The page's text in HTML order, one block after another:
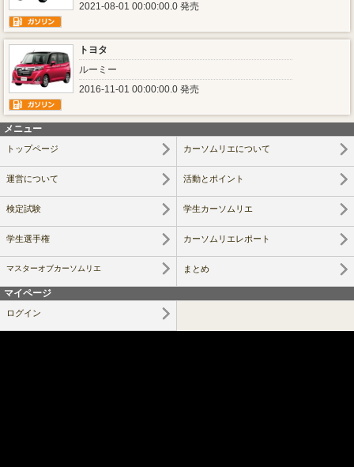
2021-08-01 00:00:00.0 発売
トヨタ
ルーミー
2016-11-01 00:00:00.0 発売
メニュー
トップページ カーソムリエについて
運営について 活動とポイント
検定試験 学生カーソムリエ
学生選手権 カーソムリエレポート
マスターオブカーソムリエ まとめ
マイページ
ログイン